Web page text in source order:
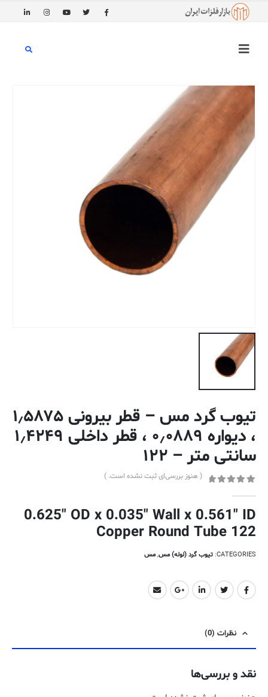
تیوب گرد مس – قطر بیرونی ۱٫۵۸۷۵
، دیواره ۰٫۰۸۸۹ ، قطر داخلی ۱٫۴۲۴۹
سانتی متر – ۱۲۲
( هنوز بررسی‌ای ثبت نشده است. )
0.625″ OD x 0.035″ Wall x 0.561″ ID
Copper Round Tube 122
CATEGORIES: تیوب گرد (لوله) مس,مس
نظرات (0)
نقد و بررسی‌ها